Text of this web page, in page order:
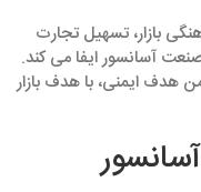
بازار، تسهیل تجارت
آسانسور ایفا می‌ کند.
هدف ایمنی، با هدف بازار